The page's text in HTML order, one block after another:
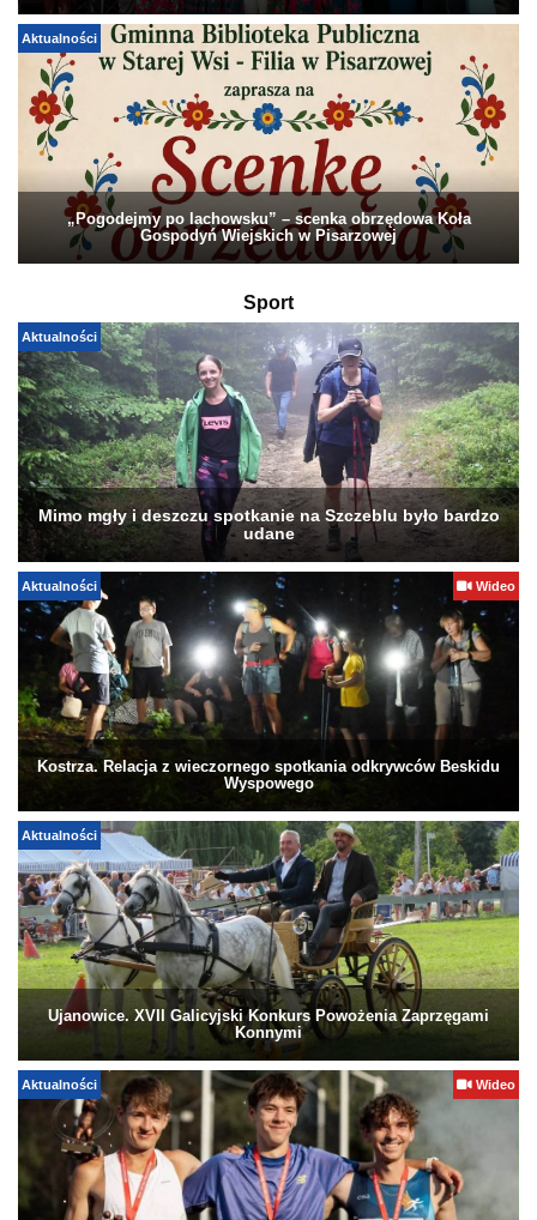
Aktualności
„Pogodejmy po lachowsku” – scenka obrzędowa Koła
Gospodyń Wiejskich w Pisarzowej
Sport
Aktualności
Mimo mgły i deszczu spotkanie na Szczeblu było bardzo
udane
Aktualności Wideo
Kostrza. Relacja z wieczornego spotkania odkrywców Beskidu
Wyspowego
Aktualności
Ujanowice. XVII Galicyjski Konkurs Powożenia Zaprzęgami
Konnymi
Aktualności Wideo